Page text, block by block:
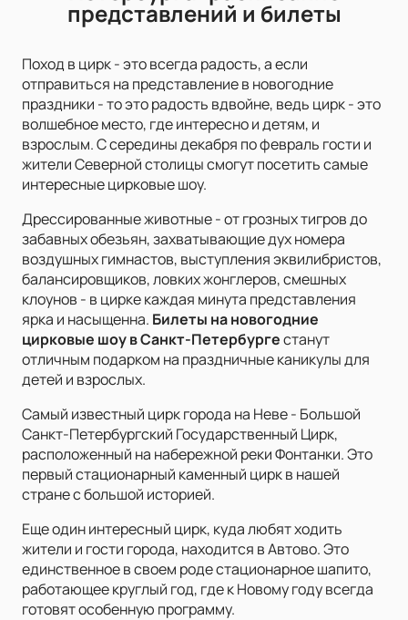
покупку. После этого электронные билеты будут
отправлены на указанный Вами адрес e-mail.
представлений и билеты
Поход в цирк - это всегда радость, а если
отправиться на представление в новогодние
праздники - то это радость вдвойне, ведь цирк - это
волшебное место, где интересно и детям, и
взрослым. С середины декабря по февраль гости и
жители Северной столицы смогут посетить самые
интересные цирковые шоу.
Дрессированные животные - от грозных тигров до
забавных обезьян, захватывающие дух номера
воздушных гимнастов, выступления эквилибристов,
балансировщиков, ловких жонглеров, смешных
клоунов - в цирке каждая минута представления
ярка и насыщенна. Билеты на новогодние
цирковые шоу в Санкт-Петербургестанут
отличным подарком на праздничные каникулы для
детей и взрослых.
Самый известный цирк города на Неве - Большой
Санкт-Петербургский Государственный Цирк,
расположенный на набережной реки Фонтанки. Это
первый стационарный каменный цирк в нашей
стране с большой историей.
Еще один интересный цирк, куда любят ходить
жители и гости города, находится в Автово. Это
единственное в своем роде стационарное шапито,
работающее круглый год, где к Новому году всегда
готовят особенную программу.